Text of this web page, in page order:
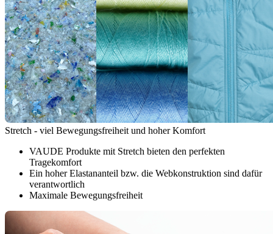
Stretch - viel Bewegungsfreiheit und hoher Komfort
VAUDE Produkte mit Stretch bieten den perfekten
Tragekomfort
Ein hoher Elastananteil bzw. die Webkonstruktion sind dafür
verantwortlich
Maximale Bewegungsfreiheit